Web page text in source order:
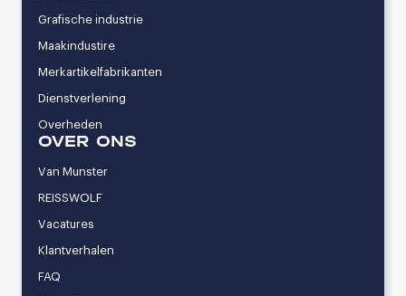
Grafische industrie
Maakindustire
Merkartikelfabrikanten
Dienstverlening
Overheden
OVER ONS
Van Munster
REISSWOLF
Vacatures
Klantverhalen
FAQ